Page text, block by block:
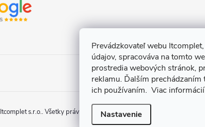
Prevádzkovateľ webu
údajov, spracováva na tomto
prostredia webových stránok,
reklamu. Ďalším
ich používaním. Viac informácií
Nastavenie
Itcomplet s.r.o.. Všetky práva vyhradené.Upraviť nastavenie cookies